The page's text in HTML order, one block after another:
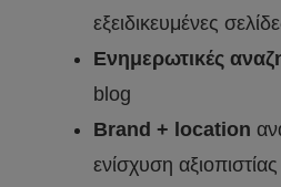
εξειδικευμένες
Ενημερωτικές
blog
Brand + location
ενίσχυση αξιοπιστίας